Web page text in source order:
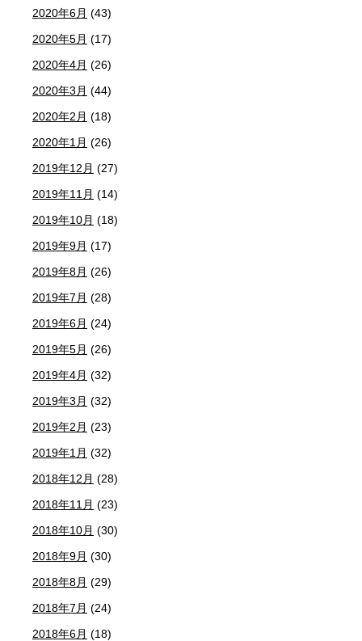
2020年6月 (43)
2020年5月 (17)
2020年4月 (26)
2020年3月 (44)
2020年2月 (18)
2020年1月 (26)
2019年12月 (27)
2019年11月 (14)
2019年10月 (18)
2019年9月 (17)
2019年8月 (26)
2019年7月 (28)
2019年6月 (24)
2019年5月 (26)
2019年4月 (32)
2019年3月 (32)
2019年2月 (23)
2019年1月 (32)
2018年12月 (28)
2018年11月 (23)
2018年10月 (30)
2018年9月 (30)
2018年8月 (29)
2018年7月 (24)
2018年6月 (18)